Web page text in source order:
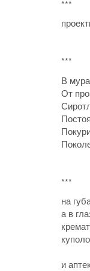
***
***
В
От
***
на
а в
и